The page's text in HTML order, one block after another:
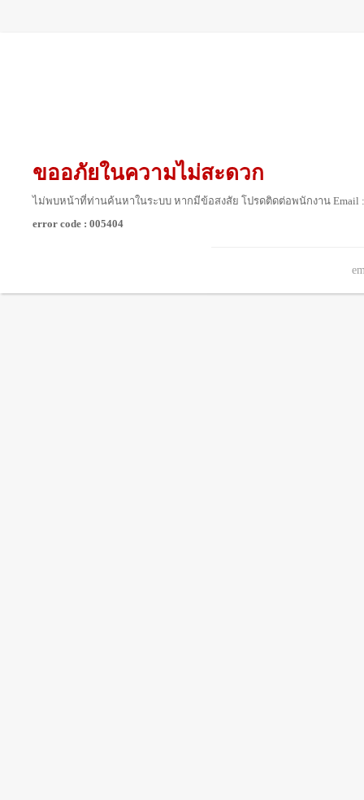
ขออภัยในความไม่สะดวก
ไม่พบหน้าที่ท่านค้นหาในระบบ หากมีข้อสงสัย โปรดติดต่อพนักงาน Email :
error code : 005404